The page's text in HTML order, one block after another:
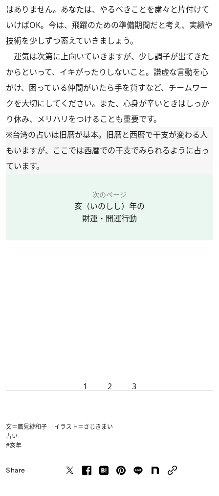
はありません。あなたは、やるべきことを粛々と片付けて
いけばOK。今は、飛躍のための準備期間だと考え、実績や
技術を少しずつ蓄えていきましょう。
運気は次第に上向いていきますが、少し調子が出てきた
からといって、イキがったりしないこと。謙虚な言動を心
がけ、困っている仲間がいたら手を貸すなど、チームワー
クを大切にしてください。また、心身が辛いときはしっか
り休み、メリハリをつけることも重要です。
※台湾の占いは旧暦が基本。旧暦と西暦で干支が変わる人
もいますが、ここでは西暦での干支でみられるように占っ
ています。
次のページ
亥（いのしし）年の
財運・開運行動
1 2 3
文＝鷹見紗和子 イラスト＝さじきまい
占い
#亥年
Share